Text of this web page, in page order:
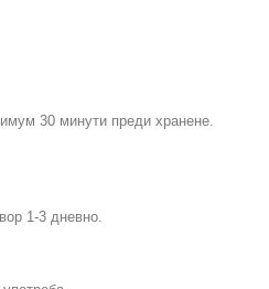
30 минути преди хранене.
1-3 дневно.